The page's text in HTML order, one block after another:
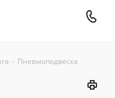
- Пневмоподвеска